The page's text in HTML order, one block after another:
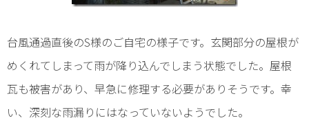
台風通過直後のS様のご自宅の様子です。玄関部分の屋根が
めくれてしまって雨が降り込んでしまう状態でした。屋根
瓦も被害があり、早急に修理する必要がありそうです。幸
い、深刻な雨漏りにはなっていないようでした。